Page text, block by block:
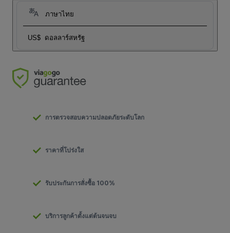
ภาษาไทย
US$ ดอลลาร์สหรัฐ
การตรวจสอบความปลอดภัยระดับโลก
ราคาที่โปร่งใส
รับประกันการสั่งซื้อ 100%
บริการลูกค้าตั้งแต่ต้นจนจบ